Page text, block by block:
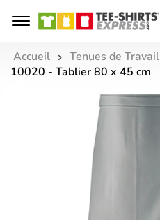
Accueil Tenues de Travail
10020 - Tablier 80 x 45 cm